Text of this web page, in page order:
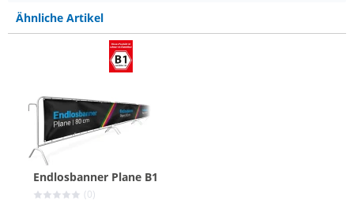
Ähnliche Artikel
Endlosbanner Plane B1
(0)